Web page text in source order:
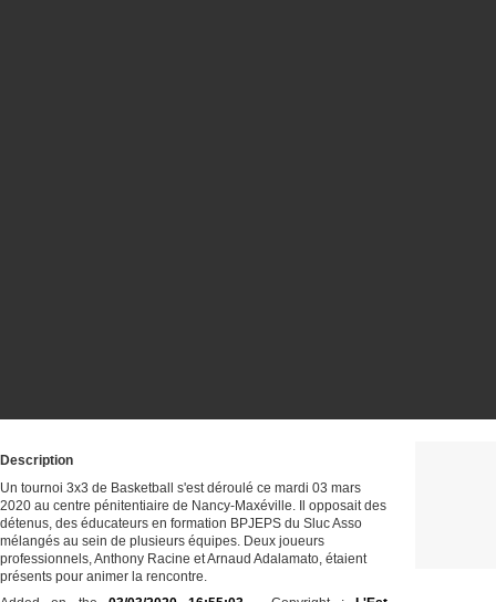
Description
Un tournoi 3x3 de Basketball s'est déroulé ce mardi 03 mars
2020 au centre pénitentiaire de Nancy-Maxéville. Il opposait des
détenus, des éducateurs en formation BPJEPS du Sluc Asso
mélangés au sein de plusieurs équipes. Deux joueurs
professionnels, Anthony Racine et Arnaud Adalamato, étaient
présents pour animer la rencontre.